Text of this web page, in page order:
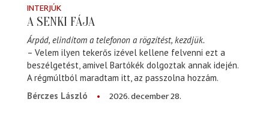
INTERJÚK
A SENKI FÁJA
Árpád, elindítom a telefonon a rögzítést, kezdjük.
– Velem ilyen tekerős izével kellene felvenni ezt a
beszélgetést, amivel Bartókék dolgoztak annak idején.
A régmúltból maradtam itt, az passzolna hozzám.
Bérczes László
2026. december 28.